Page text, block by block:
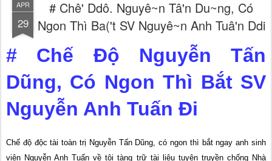
APR
29
# Chê' Ddô. Nguyê~n Tâ'n Du~ng, Có
Ngon Thì Ba('t SV Nguyê~n Anh Tuâ'n Ddi
# Chế Độ Nguyễn Tấn
Dũng, Có Ngon Thì Bắt SV
Nguyễn Anh Tuấn Đi
Chế độ độc tài toàn trị Nguyễn Tấn Dũng, có ngon thì bắt ngay anh sinh
viên Nguyễn Anh Tuấn về tội tàng trữ tài liệu tuyên truyền chống Nhà